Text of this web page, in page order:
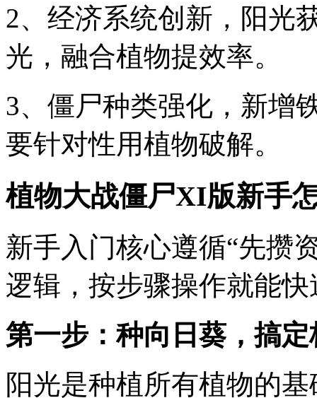
2、经济系统创新，阳光
光，融合植物提效率。
3、僵尸种类强化，新增
要针对性用植物破解。
植物大战僵尸XI版新手
新手入门核心遵循“先攒
逻辑，按步骤操作就能
第一步：种向日葵，搞
阳光是种植所有植物的